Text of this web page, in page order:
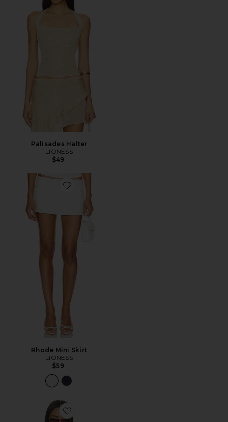
Palisades Halter
LIONESS
$49
Favorite Rhode Mini Skirt
Rhode Mini Skirt
LIONESS
$59
Favorite Luminous Poncho